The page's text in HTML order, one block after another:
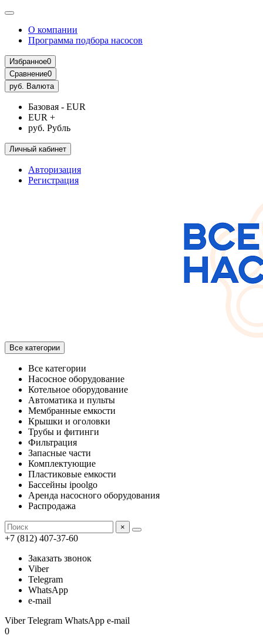
О компании
Программа подбора насосов
Избранное0
Сравнение0
руб. Валюта
Базовая - EUR
EUR +
руб. Рубль
Личный кабинет
Авторизация
Регистрация
Все категории
Все категории
Насосное оборудование
Котельное оборудование
Автоматика и пульты
Мембранные емкости
Крышки и оголовки
Трубы и фитинги
Фильтрация
Запасные части
Комплектующие
Пластиковые емкости
Бассейны ipoolgo
Аренда насосного оборудования
Распродажа
×
+7 (812) 407-37-60
Заказать звонок
Viber
Telegram
WhatsApp
e-mail
ViberTelegram WhatsApp e-mail
0